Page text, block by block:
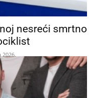
nesreći smrtno
2026.